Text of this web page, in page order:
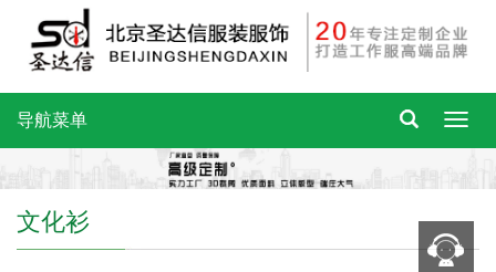
导航菜单
文化衫